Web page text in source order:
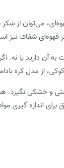
می‌توان از شکر
قهوه‌ای شفاف نیز
آن دارید یا
از مدل کره
و خشکی
اندازه گیری